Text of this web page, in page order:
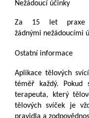
Nežádoucí účinky
Za 15 let praxe
žádnými nežádoucími
Ostatní informace
Aplikace tělových
téměř každý. Pokud
terapeuta, který
tělových svíček je